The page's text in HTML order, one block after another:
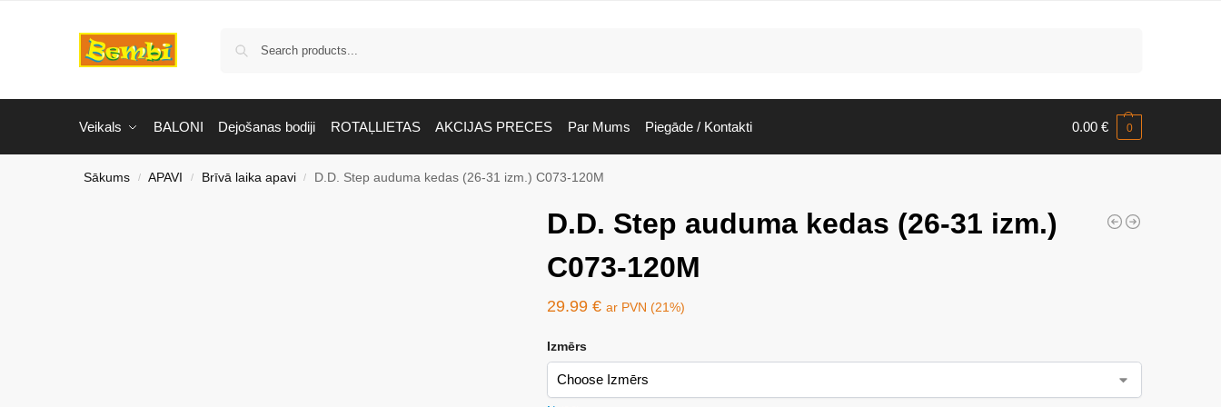
Veikals BALONI Dejošanas bodiji ROTAĻLIETAS AKCIJAS PRECES Par Mums Piegāde / Kontakti 0.00 € 0
Sākums / APAVI / Brīvā laika apavi / D.D. Step auduma kedas (26-31 izm.) C073-120M
D.D. Step auduma kedas (26-31 izm.)
C073-120M
29.99 € ar PVN (21%)
Izmērs